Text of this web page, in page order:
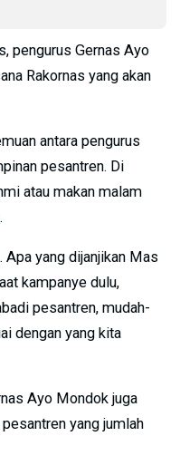
pengurus Gernas Ayo
Rakornas yang akan
antara pengurus
pesantren. Di
atau makan malam
yang dijanjikan Mas
kampanye dulu,
pesantren, mudah-
dengan yang kita
Ayo Mondok juga
yang jumlah